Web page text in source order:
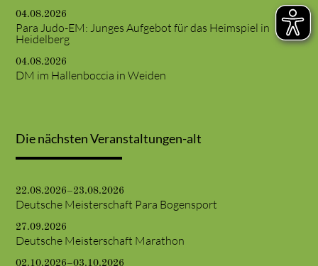
04.08.2026
Para Judo-EM: Junges Aufgebot für das Heimspiel in
Heidelberg
04.08.2026
DM im Hallenboccia in Weiden
Die nächsten Veranstaltungen-alt
22.08.2026–23.08.2026
Deutsche Meisterschaft Para Bogensport
27.09.2026
Deutsche Meisterschaft Marathon
02.10.2026–03.10.2026